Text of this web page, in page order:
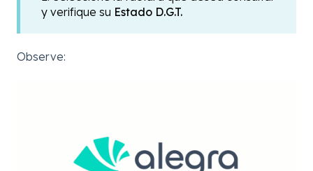
y verifique su Estado D.G.T.
Observe: